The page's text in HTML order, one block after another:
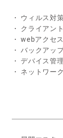
・ ウィルス対策
・ クライアン
・ webアクセ
・ バックアッ
・ デバイス管理
・ ネットワー